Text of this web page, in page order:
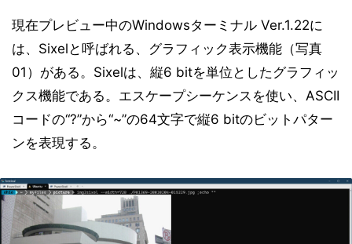
現在プレビュー中のWindowsターミナル Ver.1.22に
は、Sixelと呼ばれる、グラフィック表示機能（写真
01）がある。Sixelは、縦6 bitを単位としたグラフィッ
クス機能である。エスケープシーケンスを使い、ASCII
コードの“?”から“~”の64文字で縦6 bitのビットパター
ンを表現する。